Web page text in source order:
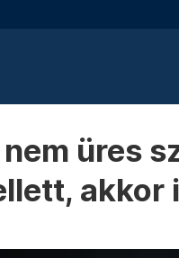
üres
akkor